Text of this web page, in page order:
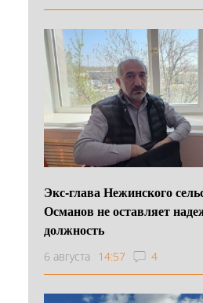
Экс-глава Нежинского
Османов не оставляет
должность
6 августа 14:57 4